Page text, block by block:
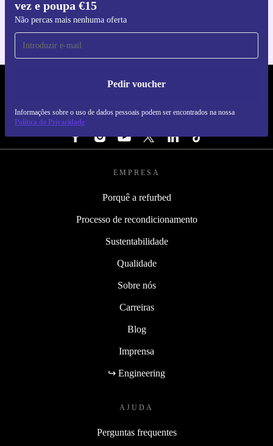
vez e poupa €15
Não percas mais nenhuma oferta
Pedir voucher
Informações sobre o uso de dados pessoais podem ser encontrados na nossa
Política de Privacidade
Para iOS e Android
REFURBED PORTUGAL - RETHINK NEW.
SEGUE-NOS
EMPRESA
Porquê a refurbed
Processo de recondicionamento
Sustentabilidade
Qualidade
Sobre nós
Carreiras
Blog
Imprensa
↪ Engineering
AJUDA
Perguntas frequentes